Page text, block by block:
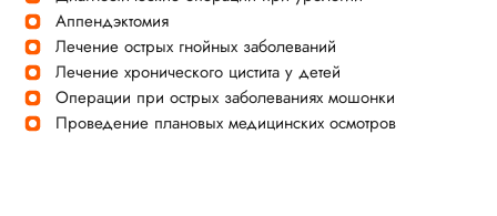
Аппендэктомия
Лечение острых гнойных заболеваний
Лечение хронического цистита у детей
Операции при острых заболеваниях мошонки
Проведение плановых медицинских осмотров